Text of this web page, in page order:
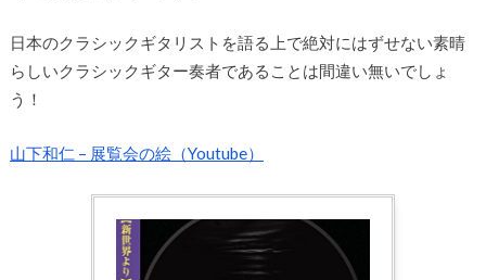
日本のクラシックギタリストを語る上で絶対にはずせない素晴
らしいクラシックギター奏者であることは間違い無いでしょ
う！
山下和仁 – 展覧会の絵（Youtube）